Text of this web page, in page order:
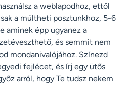
a weblapodhoz, ettől
a múltheti posztunkhoz, 5-6
aminek épp ugyanez a
és semmit nem
mondanivalójához. Színezd
fejlécet, és írj egy ütős
arról, hogy Te tudsz nekem